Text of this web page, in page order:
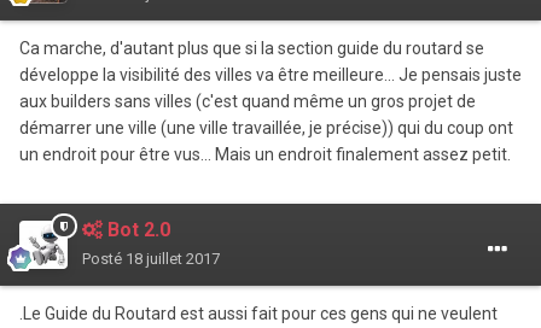
Ca marche, d'autant plus que si la section guide du routard se
développe la visibilité des villes va être meilleure... Je pensais juste
aux builders sans villes (c'est quand même un gros projet de
démarrer une ville (une ville travaillée, je précise)) qui du coup ont
un endroit pour être vus... Mais un endroit finalement assez petit.
Bot 2.0
Posté 18 juillet 2017
.Le Guide du Routard est aussi fait pour ces gens qui ne veulent